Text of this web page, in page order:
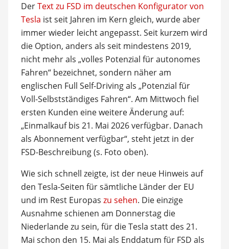
DerText zu FSD im deutschen Konfigurator von
Tesla ist seit Jahren im Kern gleich, wurde aber
immer wieder leicht angepasst. Seit kurzem wird
die Option, anders als seit mindestens 2019,
nicht mehr als „volles Potenzial für autonomes
Fahren“ bezeichnet, sondern näher am
englischen Full Self-Driving als „Potenzial für
Voll-Selbstständiges Fahren“. Am Mittwoch fiel
ersten Kunden eine weitere Änderung auf:
„Einmalkauf bis 21. Mai 2026 verfügbar. Danach
als Abonnement verfügbar“, steht jetzt in der
FSD-Beschreibung (s. Foto oben).
Wie sich schnell zeigte, ist der neue Hinweis auf
den Tesla-Seiten für sämtliche Länder der EU
und im Rest Europas zu sehen. Die einzige
Ausnahme schienen am Donnerstag die
Niederlande zu sein, für die Tesla statt des 21.
Mai schon den 15. Mai als Enddatum für FSD als